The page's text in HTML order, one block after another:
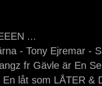
...
- Tony Ejremar -
fr Gävle är En
låt som LÅTER &